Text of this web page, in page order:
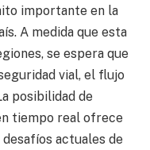
importante en la
A medida que esta
se espera que
vial, el flujo
posibilidad de
tiempo real ofrece
actuales de